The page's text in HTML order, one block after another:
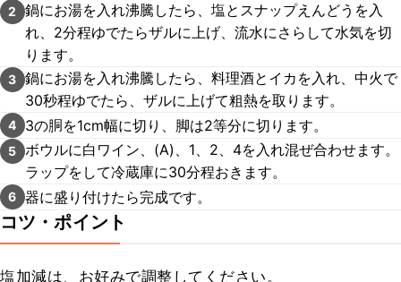
2
鍋にお湯を入れ沸騰したら、塩とスナップえんどうを入
れ、2分程ゆでたらザルに上げ、流水にさらして水気を切
ります。
3 鍋にお湯を入れ沸騰したら、料理酒とイカを入れ、中火で
30秒程ゆでたら、ザルに上げて粗熱を取ります。
4 3の胴を1cm幅に切り、脚は2等分に切ります。
5 ボウルに白ワイン、(A)、1、2、4を入れ混ぜ合わせます。
ラップをして冷蔵庫に30分程おきます。
6 器に盛り付けたら完成です。
コツ・ポイント
塩加減は、お好みで調整してください。